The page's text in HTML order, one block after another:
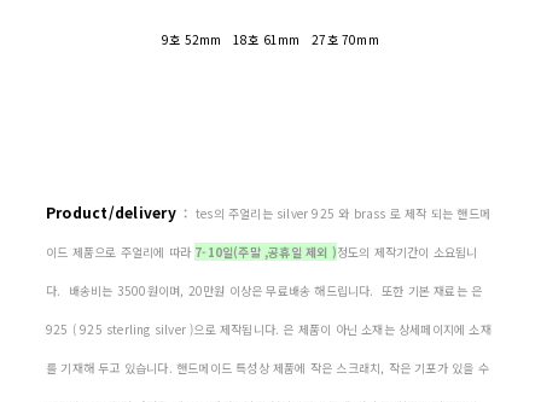
9호 52mm 18호 61mm 27호 70mm
Product/delivery: tes의 주얼리는 silver 925 와 brass 로 제작 되는 핸드메
이드 제품으로 주얼리에 따라 7-10일(주말 ,공휴일 제외 )정도의 제작기간이 소요됩니
다. 배송비는 3500원이며, 20만원 이상은 무료배송 해드립니다. 또한 기본 재료는 은
925 ( 925 sterling silver )으로 제작됩니다. 은 제품이 아닌 소재는 상세페이지에 소재
를 기재해 두고 있습니다. 핸드메이드 특성상 제품에 작은 스크래치, 작은 기포가 있을 수